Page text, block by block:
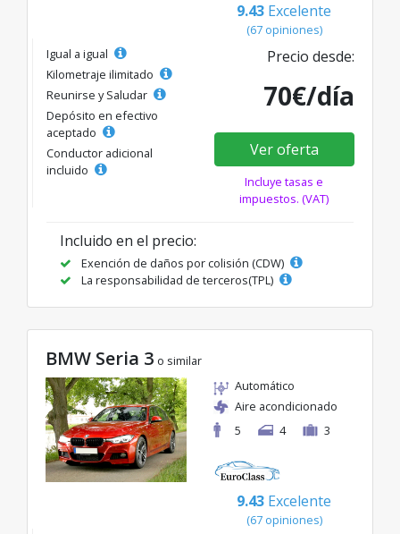
9.43 Excelente
(67 opiniones)
Igual a igual
Kilometraje ilimitado
Reunirse y Saludar
Depósito en efectivo
aceptado
Conductor adicional
incluido
Precio desde:
70€/día
Ver oferta
Incluye tasas e
impuestos. (VAT)
Incluido en el precio:
Exención de daños por colisión (CDW)
La responsabilidad de terceros(TPL)
BMW Seria 3 o similar
Automático
Aire acondicionado
5
4 3
9.43 Excelente
(67 opiniones)